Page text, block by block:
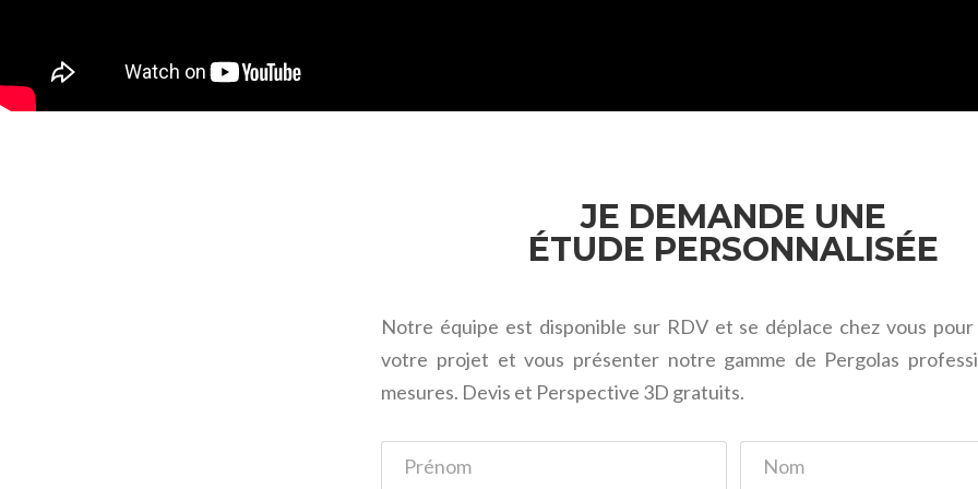
JE DEMANDE UNE
ÉTUDE PERSONNALISÉE
Notre équipe est disponible sur RDV et se déplace chez vous
votre projet et vous présenter notre gamme de Pergolas
mesures. Devis et Perspective 3D gratuits.
Formulaire